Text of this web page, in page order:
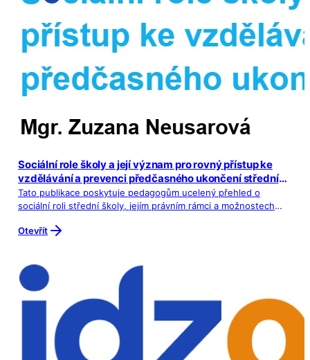
Sociální role školy a její význam pro rovný přístup ke
vzdělávání a prevenci předčasného ukončení střední
školy
Tato publikace poskytuje pedagogům ucelený přehled o
sociální roli střední školy, jejím právním rámci a možnostech
se na podpůrná opatření, strategie vytváření bezpečného a
vysvětluje význam školy jako klíčového prostředí pro osobní,
sociální i vzdělávací rozvoj mladých lidí. Ukazuje, jak může
sociální znevýhodnění ovlivňovat vzdělávací výsledky žáků a
jejich vzdělávací dráhu, a nabízí doporučení, jak těmto
nerovnostem předcházet. Důraz je kladen na praktické využití
získaných poznatků v každodenní pedagogické praxi. Učebnice
podporuje rozvoj kompetencí pedagogů při vytváření podmínek
Otevřít